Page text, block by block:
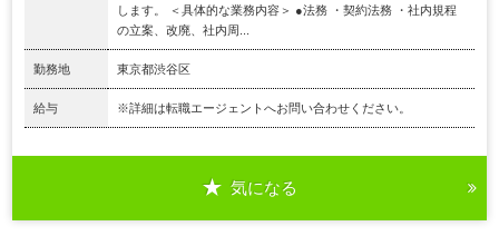
します。 ＜具体的な業務内容＞ ●法務 ・契約法務 ・社内規程
の立案、改廃、社内周...
勤務地 東京都渋谷区
給与 ※詳細は転職エージェントへお問い合わせください。
気になる